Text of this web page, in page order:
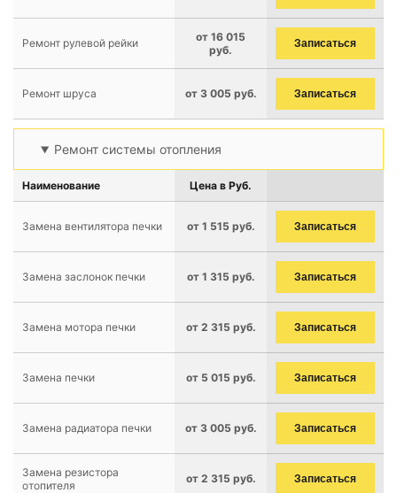
Ремонт рулевой рейки
от 16 015
руб.
Записаться
Ремонт шруса от 3 005 руб. Записаться
Ремонт системы отопления
Наименование Цена в Руб.
Замена вентилятора печки от 1 515 руб. Записаться
Замена заслонок печки от 1 315 руб. Записаться
Замена мотора печки от 2 315 руб. Записаться
Замена печки от 5 015 руб. Записаться
Замена радиатора печки от 3 005 руб. Записаться
Замена резистора
отопителя
от 2 315 руб. Записаться